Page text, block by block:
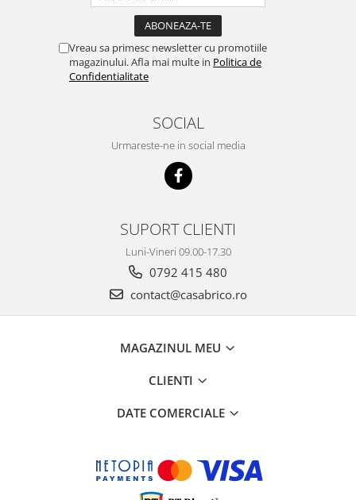
Cutii depozitare
Mobilier gradina
Set mobilier gradina
Ciocane rotopercutoare
Ciocane demolatoare
Masini de gaurit cu percutie
Masini de insurubat cu impact
Vreau sa primesc newsletter cu promotiile
magazinului. Afla mai multe in Politica de
Confidentialitate
SOCIAL
Urmareste-ne in social media
SUPORT CLIENTI
Luni-Vineri 09.00-17.30
0792 415 480
contact@casabrico.ro
MAGAZINUL MEU
CLIENTI
DATE COMERCIALE